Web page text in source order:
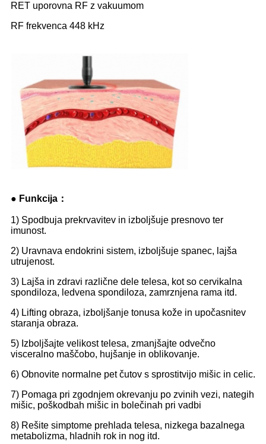
RET uporovna RF z vakuumom
RF frekvenca 448 kHz
● Funkcija：
1) Spodbuja prekrvavitev in izboljšuje presnovo ter
imunost.
2) Uravnava endokrini sistem, izboljšuje spanec, lajša
utrujenost.
3) Lajša in zdravi različne dele telesa, kot so cervikalna
spondiloza, ledvena spondiloza, zamrznjena rama itd.
4) Lifting obraza, izboljšanje tonusa kože in upočasnitev
staranja obraza.
5) Izboljšajte velikost telesa, zmanjšajte odvečno
visceralno maščobo, hujšanje in oblikovanje.
6) Obnovite normalne pet čutov s sprostitvijo mišic in celic.
7) Pomaga pri zgodnjem okrevanju po zvinih vezi, nategih
mišic, poškodbah mišic in bolečinah pri vadbi
8) Rešite simptome prehlada telesa, nizkega bazalnega
metabolizma, hladnih rok in nog itd.